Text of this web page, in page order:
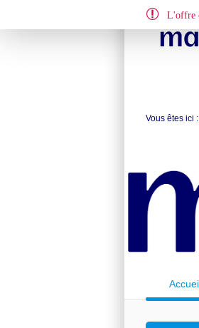
Vous êtes ici :
L'offre